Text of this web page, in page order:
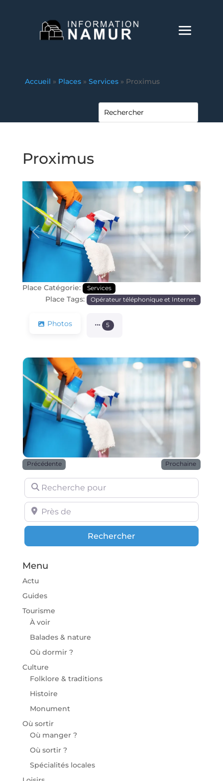
Accueil » Places » Services » Proximus
Proximus
Précédente Prochaine
Place Catégorie: Services
Place Tags: Opérateur téléphonique et Internet
Photos 5
Précédente Prochaine
Recherche pour
Près de
RechercherRechercher
Menu
Actu
Guides
Tourisme
À voir
Balades & nature
Où dormir ?
Culture
Folklore & traditions
Histoire
Monument
Où sortir
Où manger ?
Où sortir ?
Spécialités locales